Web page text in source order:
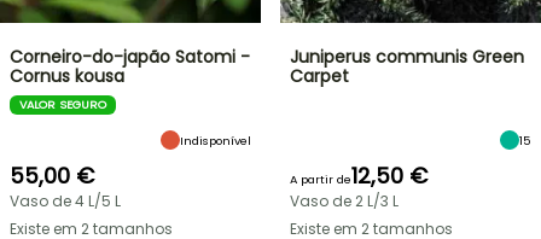
Corneiro-do-japão Satomi -
Cornus kousa
VALOR SEGURO
Indisponível
55,00 €
Vaso de 4 L/5 L
Existe em 2 tamanhos
Juniperus communis Green
Carpet
15
A partir de12,50 €
Vaso de 2 L/3 L
Existe em 2 tamanhos